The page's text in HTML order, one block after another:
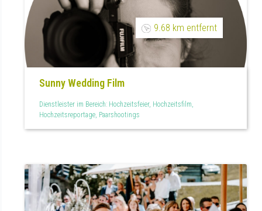
9.68 km entfernt
Sunny Wedding Film
Dienstleister im Bereich: Hochzeitsfeier, Hochzeitsfilm,
Hochzeitsreportage, Paarshootings